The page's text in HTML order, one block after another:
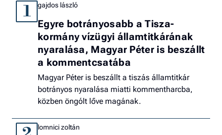
1 gajdos lászló
Egyre botrányosabb a Tisza-
kormány vízügyi államtitkárának
nyaralása, Magyar Péter is beszállt
a kommentcsatába
Magyar Péter is beszállt a tiszás államtitkár
botrányos nyaralása miatti kommentharcba,
közben öngólt lőve magának.
lomnici zoltán